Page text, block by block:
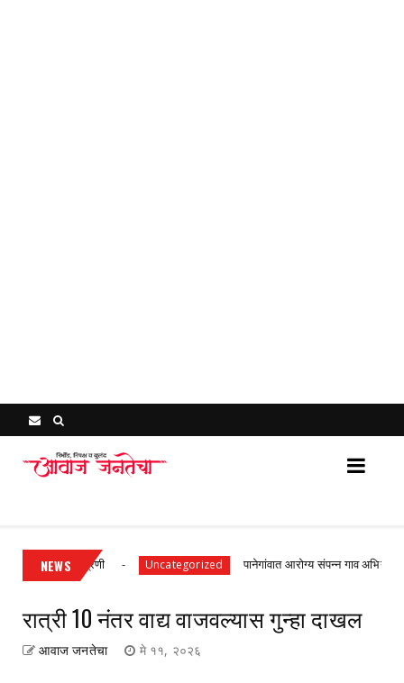
NEWS
प्रथम श्रेणी Uncategorized पानेगांवात आरोग्य संपन्न गाव अभियान बैठक
रात्री 10 नंतर वाद्य वाजवल्यास गुन्हा दाखल
आवाज जनतेचा मे ११, २०२६